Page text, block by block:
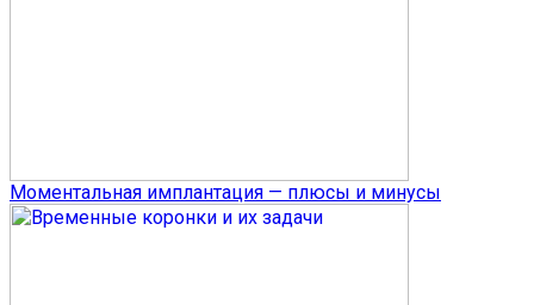
Моментальная имплантация — плюсы и минусы